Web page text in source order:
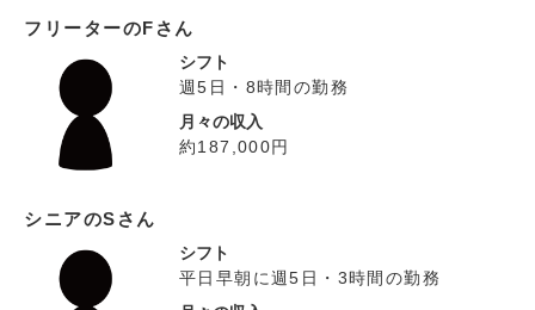
フリーターのFさん
シフト
週5日・8時間の勤務
月々の収入
約187,000円
シニアのSさん
シフト
平日早朝に週5日・3時間の勤務